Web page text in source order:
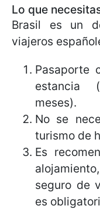
Lo que
Brasil es un
viajeros
Pasaporte
estancia
meses).
No se
turismo de
Es
seguro de
es